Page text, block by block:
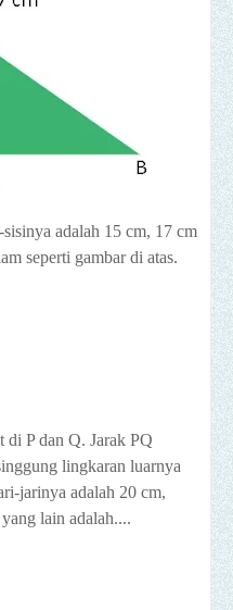
adalah 15 cm, 17 cm
seperti gambar di atas.
di P dan Q. Jarak PQ
lingkaran luarnya
jarinya adalah 20 cm,
lain adalah....